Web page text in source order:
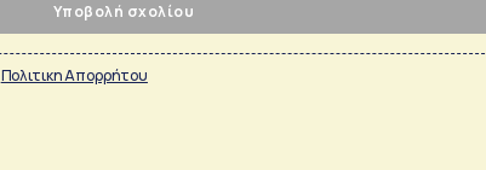
Υποβολή σχολίου
Πολιτικη Απορρήτου